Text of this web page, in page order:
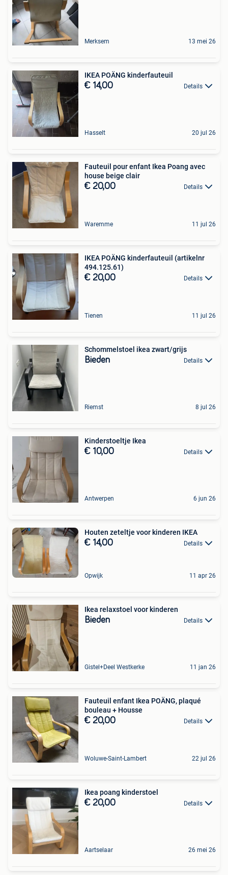
Merksem 13 mei 26
IKEA POÄNG kinderfauteuil
€ 14,00 Details
Hasselt 20 jul 26
Fauteuil pour enfant Ikea Poang avec
house beige clair
€ 20,00 Details
Waremme 11 jul 26
IKEA POÄNG kinderfauteuil (artikelnr
494.125.61)
€ 20,00 Details
Tienen 11 jul 26
Schommelstoel ikea zwart/grijs
Bieden Details
Riemst 8 jul 26
Kinderstoeltje Ikea
€ 10,00 Details
Antwerpen 6 jun 26
Houten zeteltje voor kinderen IKEA
€ 14,00 Details
Opwijk 11 apr 26
Ikea relaxstoel voor kinderen
Bieden Details
Gistel+Deel Westkerke 11 jan 26
Fauteuil enfant Ikea POÄNG, plaqué
bouleau + Housse
€ 20,00 Details
Woluwe-Saint-Lambert 22 jul 26
Ikea poang kinderstoel
€ 20,00 Details
Aartselaar 26 mei 26